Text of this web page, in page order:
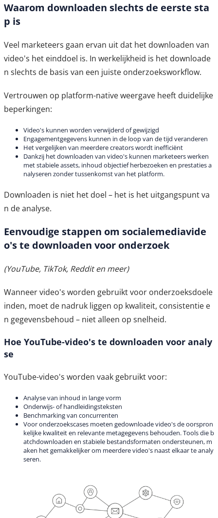
Waarom downloaden slechts de eerste sta
p is
Veel marketeers gaan ervan uit dat het downloaden van
video's het einddoel is. In werkelijkheid is het downloade
n slechts de basis van een juiste onderzoeksworkflow.
Vertrouwen op platform-native weergave heeft duidelijke
beperkingen:
Video's kunnen worden verwijderd of gewijzigd
Engagementgegevens kunnen in de loop van de tijd veranderen
Het vergelijken van meerdere creators wordt inefficiënt
Dankzij het downloaden van video's kunnen marketeers werken
met stabiele assets, inhoud objectief herbezoeken en prestaties a
nalyseren zonder tussenkomst van het platform.
Downloaden is niet het doel – het is het uitgangspunt va
n de analyse.
Eenvoudige stappen om socialemediavide
o's te downloaden voor onderzoek
(YouTube, TikTok, Reddit en meer)
Wanneer video's worden gebruikt voor onderzoeksdoele
inden, moet de nadruk liggen op kwaliteit, consistentie e
n gegevensbehoud – niet alleen op snelheid.
Hoe YouTube-video's te downloaden voor analy
se
YouTube-video's worden vaak gebruikt voor:
Analyse van inhoud in lange vorm
Onderwijs- of handleidingsteksten
Benchmarking van concurrenten
Voor onderzoekscases moeten gedownloade video's de oorspron
kelijke kwaliteit en relevante metagegevens behouden. Tools die b
atchdownloaden en stabiele bestandsformaten ondersteunen, m
aken het gemakkelijker om meerdere video's naast elkaar te analy
seren.